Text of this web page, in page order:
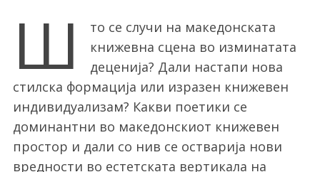
Ш
то се случи на македонската
книжевна сцена во изминатата
деценија? Дали настапи нова
стилска формација или изразен книжевен
индивидуализам? Какви поетики се
доминантни во македонскиот книжевен
простор и дали со нив се остварија нови
вредности во естетската вертикала на